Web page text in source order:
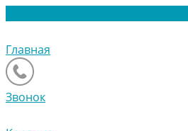
Главная
Звонок